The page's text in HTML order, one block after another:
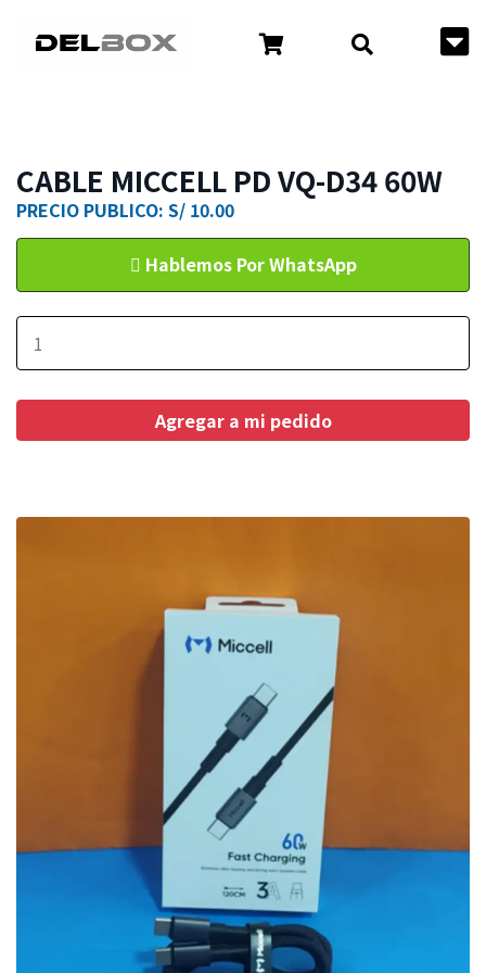
CABLE MICCELL PD VQ-D34 60W
PRECIO PUBLICO: S/ 10.00
Hablemos Por WhatsApp
Agregar a mi pedido